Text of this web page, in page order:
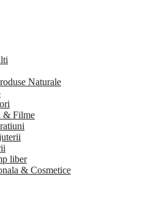
Naturale
& Filme
liber
& Cosmetice